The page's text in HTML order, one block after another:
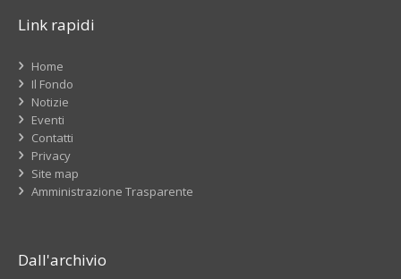
Link rapidi
Home
Il Fondo
Notizie
Eventi
Contatti
Privacy
Site map
Amministrazione Trasparente
Dall'archivio